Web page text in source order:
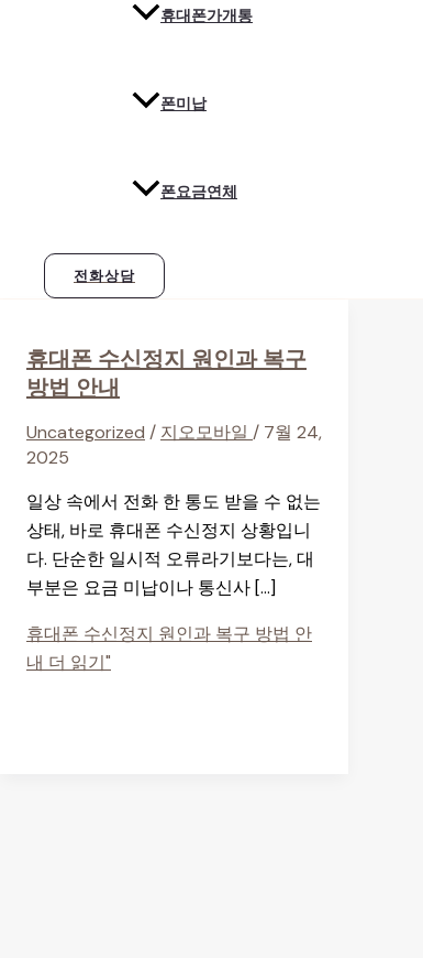
휴대폰가개통
폰미납
폰요금연체
전화상담
휴대폰 수신정지 원인과 복구
방법 안내
Uncategorized / 지오모바일 / 7월 24,
2025
일상 속에서 전화 한 통도 받을 수 없는
상태, 바로 휴대폰 수신정지 상황입니
다. 단순한 일시적 오류라기보다는, 대
부분은 요금 미납이나 통신사 […]
휴대폰 수신정지 원인과 복구 방법 안
내 더 읽기"